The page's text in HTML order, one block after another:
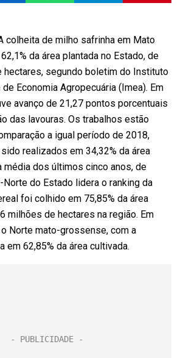
colheita de milho safrinha em Mato
da área plantada no Estado, de
hectares, segundo boletim do Instituto
Economia Agropecuária (Imea). Em
avanço de 21,27 pontos porcentuais
das lavouras. Os trabalhos estão
a igual período de 2018,
realizados em 34,32% da área
média dos últimos cinco anos, de
Norte do Estado lidera o ranking da
foi colhido em 75,85% da área
milhões de hectares na região. Em
Norte mato-grossense, com a
em 62,85% da área cultivada.